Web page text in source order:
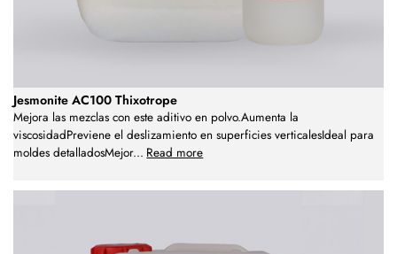
Jesmonite AC100 Thixotrope
Mejora las mezclas con este aditivo en polvo.Aumenta la
viscosidadPreviene el deslizamiento en superficies verticalesIdeal para
moldes detalladosMejor... Read more